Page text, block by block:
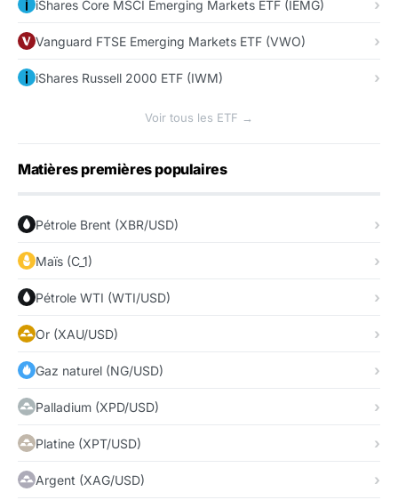
iShares Core MSCI Emerging Markets ETF (IEMG)
Vanguard FTSE Emerging Markets ETF (VWO)
iShares Russell 2000 ETF (IWM)
Voir tous les ETF →
Matières premières populaires
Pétrole Brent (XBR/USD)
Maïs (C_1)
Pétrole WTI (WTI/USD)
Or (XAU/USD)
Gaz naturel (NG/USD)
Palladium (XPD/USD)
Platine (XPT/USD)
Argent (XAG/USD)